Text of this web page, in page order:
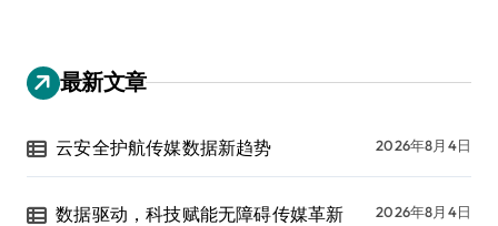
最新文章
云安全护航传媒数据新趋势 2026年8月4日
数据驱动，科技赋能无障碍传媒革新 2026年8月4日